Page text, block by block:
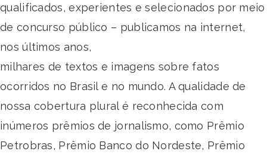
qualificados, experientes e selecionados por meio
de concurso público – publicamos na internet,
nos últimos anos,
milhares de textos e imagens sobre fatos
ocorridos no Brasil e no mundo. A qualidade de
nossa cobertura plural é reconhecida com
inúmeros prêmios de jornalismo, como Prêmio
Petrobras, Prêmio Banco do Nordeste, Prêmio